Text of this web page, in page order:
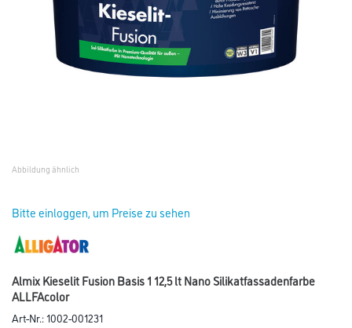
Abbildung ähnlich
Bitte einloggen, um Preise zu sehen
Almix Kieselit Fusion Basis 1 12,5 lt Nano Silikatfassadenfarbe
ALLFAcolor
Art-Nr.:1002-001231